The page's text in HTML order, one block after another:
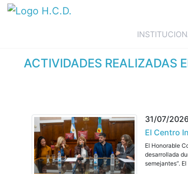
ACTIVIDADES REALIZADAS
31/07/
El Centro
El Honorable
desarrollada
semejantes”.